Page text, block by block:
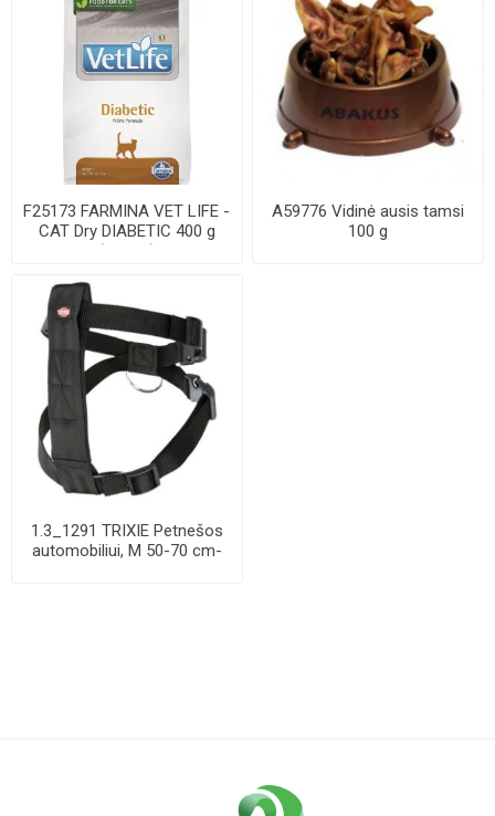
F25173 FARMINA VET LIFE -
CAT Dry DIABETIC 400 g
(pak.16)
A59776 Vidinė ausis tamsi
100 g
1.3_1291 TRIXIE Petnešos
automobiliui, M 50-70 cm-